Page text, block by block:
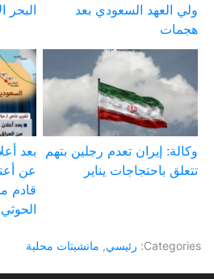
ولي العهد السعودي بعد
هجمات
البحر
وكالة: إيران تعدم رجلين بتهم
تتعلق باحتجاجات يناير
بعد
عن
قادم
Categories: رئيسي, مانشيتات محلية